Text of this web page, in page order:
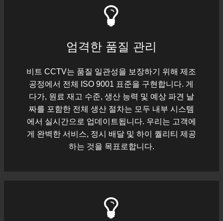
엄격한 품질 관리
비트 CCTV는 품질 일관성을 보장하기 위해 제조
공정에서 전체 ISO 9001 표준을 구현합니다. 게
다가, 원료 재고 수준, 생산 능력 및 예상 파견 날
짜를 포함한 전체 생산 절차는 모두 내부 시스템
에서 실시간으로 업데이트됩니다. 우리는 고객에
게 완벽한 서비스, 정시 배달 및 하이 퀄리티 제공
하는 것을 목표로합니다.